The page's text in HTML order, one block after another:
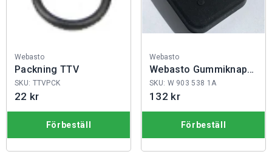
Fabrikat:
Webasto
Packning TTV
SKU: TTVPCK
22 kr
Förbeställ
Fabrikat:
Webasto
Webasto Gummiknapp
ThermoConnect
SKU: W 903 538 1A
132 kr
Förbeställ